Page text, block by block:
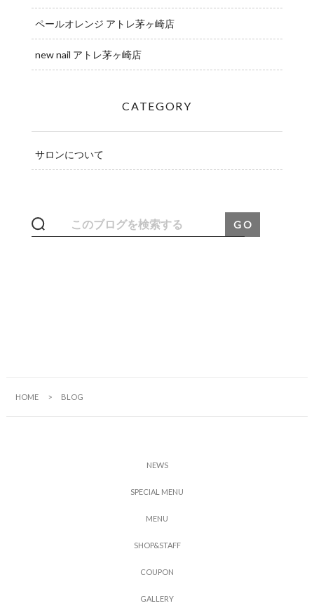
ペールオレンジ アトレ茅ヶ崎店
new nail アトレ茅ヶ崎店
CATEGORY
サロンについて
HOME BLOG
NEWS
SPECIAL MENU
MENU
SHOP&STAFF
COUPON
GAL L ERY